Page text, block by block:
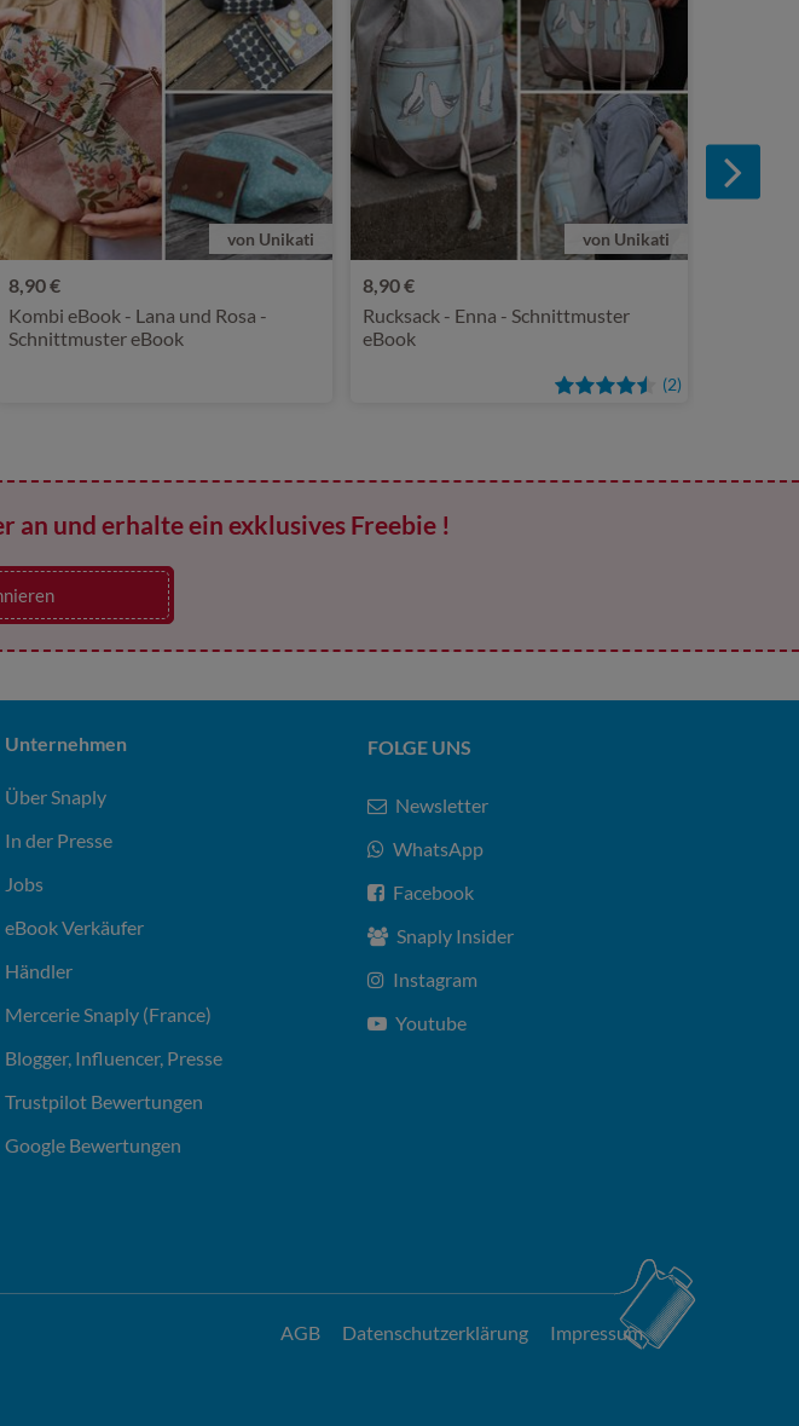
von Unikati
8,90 €
Kombi eBook - Lana und Rosa -
Schnittmuster eBook
von Unikati
(2)
8,90 €
Rucksack - Enna - Schnittmuster
eBook
und erhalte ein exklusives Freebie !
Unternehmen
Über Snaply
In der Presse
Jobs
eBook Verkäufer
Händler
Mercerie Snaply (France)
Blogger, Influencer, Presse
Trustpilot Bewertungen
Google Bewertungen
FOLGE UNS
Newsletter
WhatsApp
Facebook
Snaply Insider
Instagram
Youtube
AGB Datenschutzerklärung Impressum